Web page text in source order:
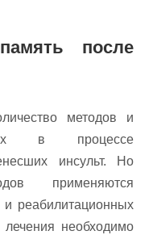
после
методов и
в процессе
инсульт. Но
применяются
и реабилитационных
необходимо